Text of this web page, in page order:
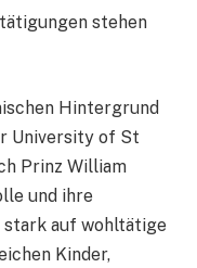
stehen
Hintergrund
University of St
Prinz William
und ihre
stark auf wohltätige
Kinder,